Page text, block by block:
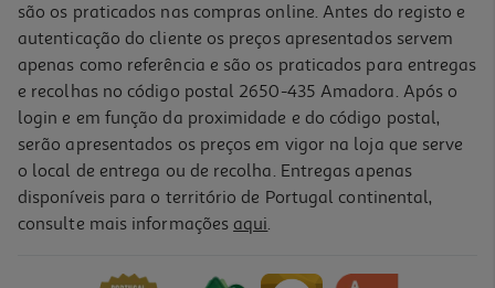
são os praticados nas compras online. Antes do registo e
autenticação do cliente os preços apresentados servem
apenas como referência e são os praticados para entregas
e recolhas no código postal 2650-435 Amadora. Após o
login e em função da proximidade e do código postal,
serão apresentados os preços em vigor na loja que serve
o local de entrega ou de recolha. Entregas apenas
disponíveis para o território de Portugal continental,
consulte mais informações aqui.